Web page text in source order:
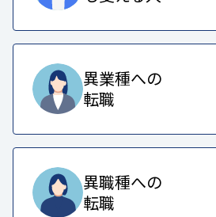
異業種への
転職
異職種への
転職